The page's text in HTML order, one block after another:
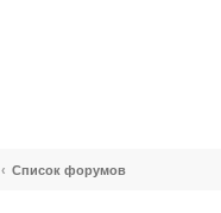
Список форумов